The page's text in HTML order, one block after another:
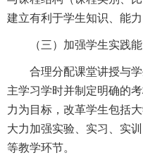
建立有利于学生知识、能
（三）加强学生实践
合理分配课堂讲授与
主学习学时并制定明确的
力为目标，改革学生包括
大力加强实验、实习、实
等教学环节。